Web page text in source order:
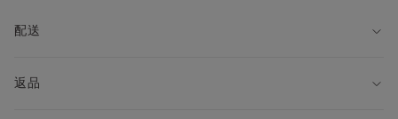
詳しくはサイズガイドをご覧ください。
◆着こなし方
配送
返品